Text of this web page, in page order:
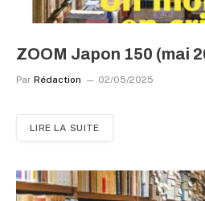
ZOOM Japon 150 (mai
Par Rédaction 02/05/2025
LIRE LA SUITE